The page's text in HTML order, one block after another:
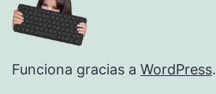
Funciona gracias a WordPress.